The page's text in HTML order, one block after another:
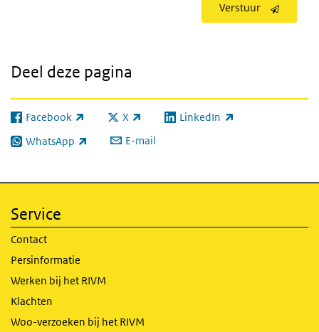
Verstuur
Deel deze pagina
Facebook
(externe link) X
(externe link) LinkedIn
(externe link)
WhatsApp
(externe link) E-mail
Service
Contact
Persinformatie
Werken bij het RIVM
Klachten
Woo-verzoeken bij het RIVM